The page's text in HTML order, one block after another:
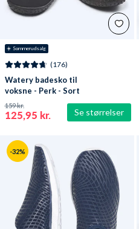
☀️ Sommerudsalg
Se størrelser
(176)
Watery badesko til
voksne - Perk - Sort
125,95 kr.
159 kr.
-32%